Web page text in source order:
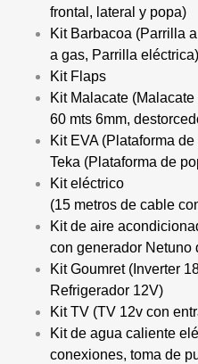
frontal, lateral y popa)
Kit Barbacoa (Parrilla
a gas, Parrilla eléctrica)
Kit Flaps
Kit Malacate
60 mts 6mm,
Kit EVA (Plataforma
Teka (Plataforma de
Kit eléctrico
(15 metros de cable
Kit de aire
con generador Netuno
Kit Goumret (Inverter
Refrigerador 12V)
Kit TV (TV 12v con
Kit de agua caliente
conexiones, toma de